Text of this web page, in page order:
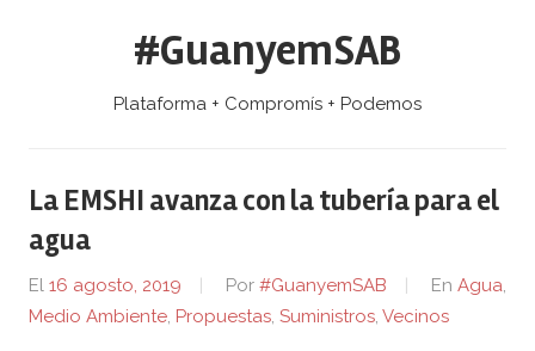
#GuanyemSAB
Plataforma + Compromís + Podemos
La EMSHI avanza con la tubería para el
agua
El 16 agosto, 2019 Por #GuanyemSAB En Agua,
Medio Ambiente, Propuestas, Suministros, Vecinos